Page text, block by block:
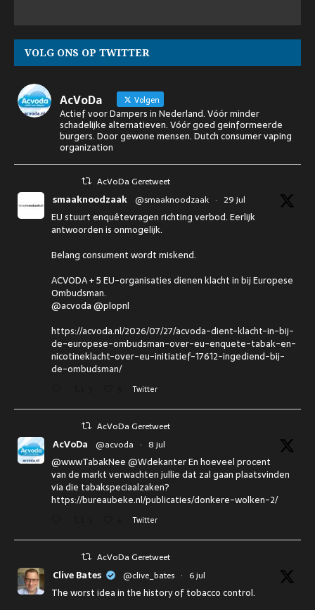
VOLG ONS OP TWITTER
AcVoDa Volgen
Actief voor Dampers in Nederland. Vóór minder
schadelijke alternatieven. Vóór goed geinformeerde
burgers. Door gewone mensen. Dutch consumer vaping
organization
AcVoDa Geretweet
smaaknoodzaak @smaaknoodzaak · 29 jul
EU stuurt enquêtevragen richting verbod. Eerlijk
antwoorden is onmogelijk.
Belang consument wordt miskend.
ACVODA + 5 EU-organisaties dienen klacht in bij Europese
Ombudsman.
@acvoda @plopnl
https://acvoda.nl/2026/07/27/acvoda-dient-klacht-in-bij-
de-europese-ombudsman-over-eu-enquete-tabak-en-
nicotineklacht-over-eu-initiatief-17612-ingediend-bij-
de-ombudsman/
Twitter
AcVoDa Geretweet
AcVoDa @acvoda · 8 jul
@wwwTabakNee @Wdekanter En hoeveel procent
van de markt verwachten jullie dat zal gaan plaatsvinden
via die tabakspeciaalzaken?
https://bureaubeke.nl/publicaties/donkere-wolken-2/
Twitter
AcVoDa Geretweet
Clive Bates @clive_bates · 6 jul
The worst idea in the history of tobacco control.